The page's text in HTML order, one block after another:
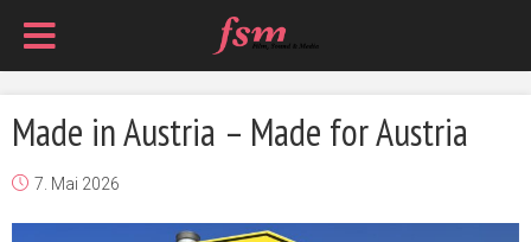
Made in Austria – Made for Austria
7. Mai 2026